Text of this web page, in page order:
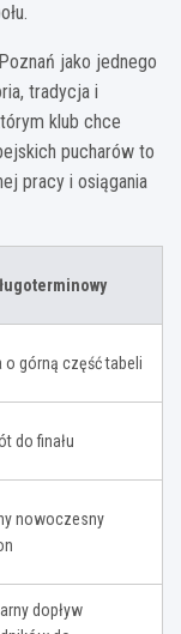
jako jednego
tradycja i
klub chce
pucharów to
pracy i osiągania
o górną część tabeli
do finału
nowoczesny
dopływ